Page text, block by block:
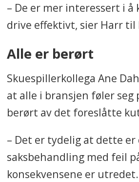
– De er mer interessert i å
drive effektivt, sier Harr til
Alle er berørt
Skuespillerkollega Ane
at alle i bransjen føler seg
berørt av det foreslåtte
– Det er tydelig at dette er
saksbehandling med feil
konsekvensene er